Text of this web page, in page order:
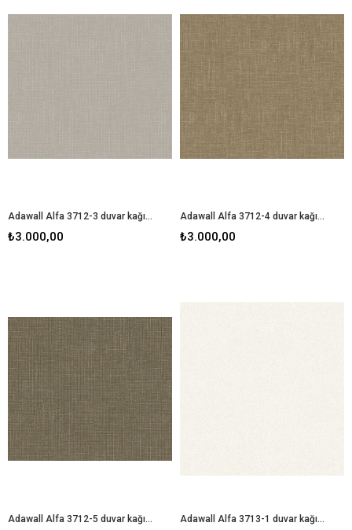
Adawall Alfa 3712-3 duvar kağıdı
₺3.000,00
Adawall Alfa 3712-4 duvar kağıdı
₺3.000,00
Adawall Alfa 3712-5 duvar kağıdı Adawall Alfa 3713-1 duvar kağıdı